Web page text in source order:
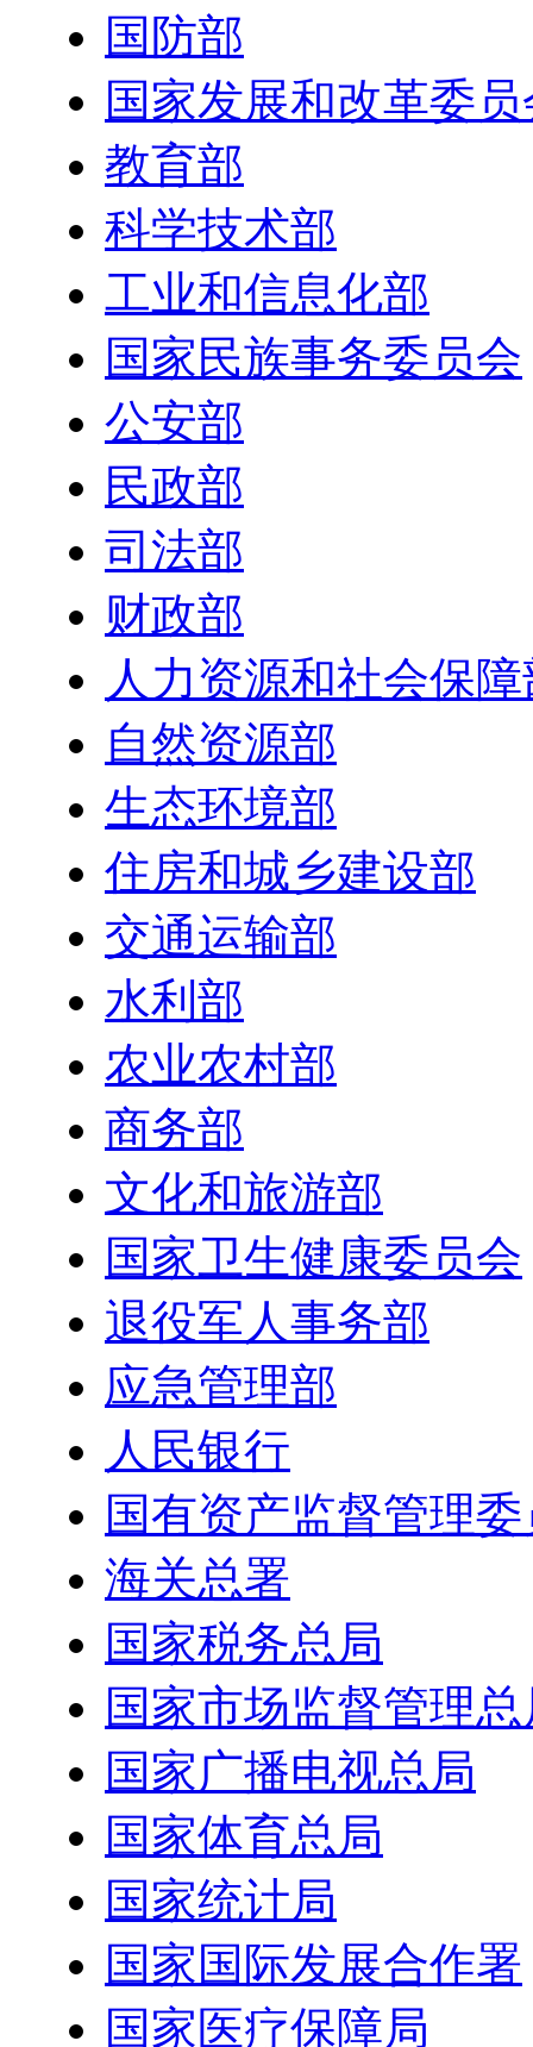
国防部
国家发展和改革委
教育部
科学技术部
工业和信息化部
国家民族事务委员会
公安部
民政部
司法部
财政部
人力资源和社会保
自然资源部
生态环境部
住房和城乡建设部
交通运输部
水利部
农业农村部
商务部
文化和旅游部
国家卫生健康委员会
退役军人事务部
应急管理部
人民银行
国有资产监督管理
海关总署
国家税务总局
国家市场监督管理
国家广播电视总局
国家体育总局
国家统计局
国家国际发展合作署
国家医疗保障局